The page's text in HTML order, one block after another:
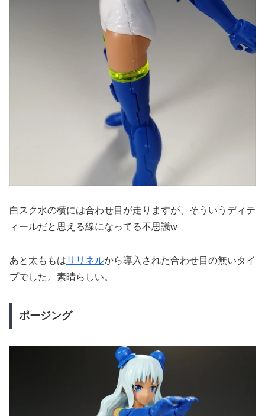
白スク水の横には合わせ目が走りますが、そういうディテ
ィールだと思える線になってる不思議w
あと太ももは リリネルから導入された合わせ目の無いタイ
プでした。素晴らしい。
ポージング